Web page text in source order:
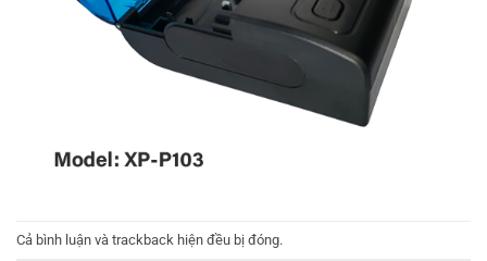
Cả bình luận và trackback hiện đều bị đóng.